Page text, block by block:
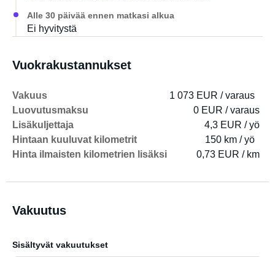
Alle 30 päivää ennen matkasi alkua
Ei hyvitystä
Vuokrakustannukset
Vakuus
1 073 EUR / varaus
Luovutusmaksu
0 EUR / varaus
Lisäkuljettaja
4,3 EUR / yö
Hintaan kuuluvat kilometrit
150 km / yö
Hinta ilmaisten kilometrien lisäksi
0,73 EUR / km
Vakuutus
Sisältyvät vakuutukset